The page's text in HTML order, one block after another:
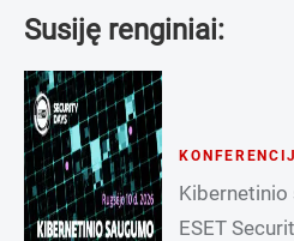
Susiję renginiai:
ESET